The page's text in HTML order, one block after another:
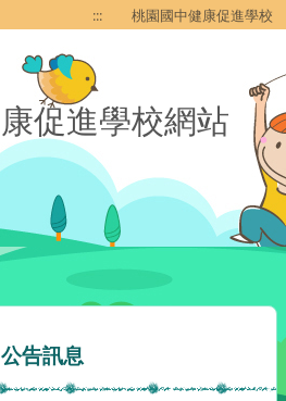
::: 桃園國中健康促進學校
公告訊息